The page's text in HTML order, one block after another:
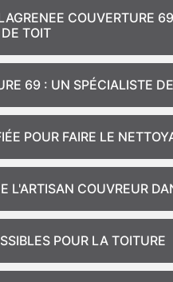
COUVERTURE
TOIT
69 : UN SPÉCIALISTE
POUR FAIRE LE
L'ARTISAN COUVREUR
POUR LA TOITURE